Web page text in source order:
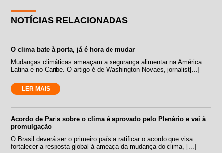
NOTÍCIAS RELACIONADAS
O clima bate à porta, já é hora de mudar
Mudanças climáticas ameaçam a segurança alimentar na América
Latina e no Caribe. O artigo é de Washington Novaes, jornalist[...]
LER MAIS
Acordo de Paris sobre o clima é aprovado pelo Plenário e vai à
promulgação
O Brasil deverá ser o primeiro país a ratificar o acordo que visa
fortalecer a resposta global à ameaça da mudança do clima, [...]